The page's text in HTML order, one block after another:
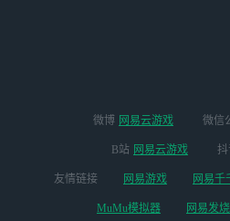
微博 网易云游戏 微信
B站 网易云游戏 抖
友情链接 网易游戏 网易千
MuMu模拟器 网易发